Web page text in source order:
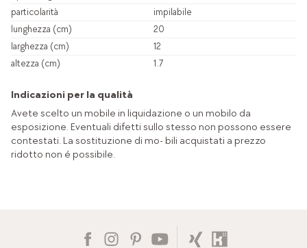
particolarità
impilabile
lunghezza (cm)
20
larghezza (cm)
12
altezza (cm)
1.7
Indicazioni per la qualità
Avete scelto un mobile in liquidazione o un mobilo da
esposizione. Eventuali difetti sullo stesso non possono essere
contestati. La sostituzione di mo- bili acquistati a prezzo
ridotto non é possibile.